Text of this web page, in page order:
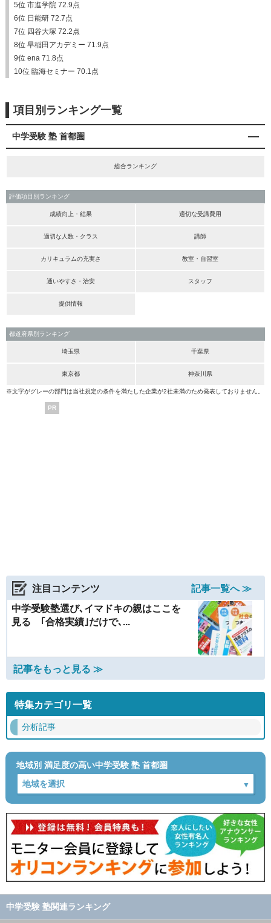
5位 市進学院 72.9点
6位 日能研 72.7点
7位 四谷大塚 72.2点
8位 早稲田アカデミー 71.9点
9位 ena 71.8点
10位 臨海セミナー 70.1点
項目別ランキング一覧
中学受験 塾 首都圏
総合ランキング
評価項目別ランキング
成績向上・結果 適切な受講費用
適切な人数・クラス 講師
カリキュラムの充実さ 教室・自習室
通いやすさ・治安 スタッフ
提供情報
都道府県別ランキング
埼玉県 千葉県
東京都 神奈川県
※文字がグレーの部門は当社規定の条件を満たした企業が2社未満のため発表しておりません。
PR
注目コンテンツ
記事一覧へ ≫
中学受験塾選び､イマドキの親はここを
見る ｢合格実績｣だけで､...
記事をもっと見る ≫
特集カテゴリ一覧
分析記事
地域別 満足度の高い中学受験 塾 首都圏
中学受験 塾関連ランキング